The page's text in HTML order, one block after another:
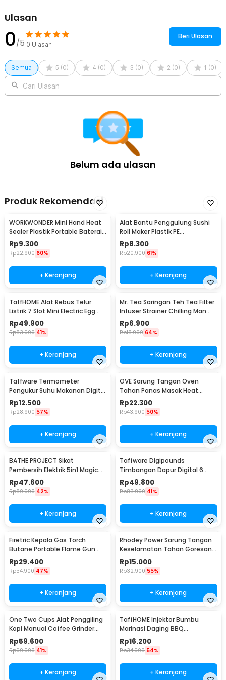
Rincian yang Anda dapatkan untuk pembelian produk ini:
1 x Januel Jepitan Panggang Barbecue Net Foldable Grilling
Portable BBQ - Jn59
Ulasan
0/5 0 Ulasan
Beri Ulasan
Semua 5 (0) 4 (0) 3 (0) 2 (0) 1 (0)
Cari Ulasan
Belum ada ulasan
Produk Rekomendasi
WORKWONDER Mini Hand Heat
Sealer Plastik Portable Baterai
AA - LX2000A
Rp9.300
Rp22.900 60%
+ Keranjang
Alat Bantu Penggulung Sushi
Roll Maker Plastik PE
22x20.5x0.1cm - E1119
Rp8.300
Rp20.900 61%
+ Keranjang
TaffHOME Alat Rebus Telur
Listrik 7 Slot Mini Electric Egg
Cooker 350W - YS-203
Rp49.900
Rp83.900 41%
+ Keranjang
Mr. Tea Saringan Teh Tea Filter
Infuser Strainer Chilling Man
Silicon - MR03
Rp6.900
Rp18.900 64%
+ Keranjang
Taffware Termometer
Pengukur Suhu Makanan Digital
Daging Kopi Susu - TP101
Rp12.500
Rp28.900 57%
+ Keranjang
OVE Sarung Tangan Oven
Tahan Panas Masak Heat
Resistant Gloves - 540F
Rp22.300
Rp43.900 50%
+ Keranjang
BATHE PROJECT Sikat
Pembersih Elektrik 5in1 Magic
Brush Rechargeable - WQ8110
Rp47.600
Rp80.900 42%
+ Keranjang
Taffware Digipounds
Timbangan Dapur Digital 6
Satuan 1kg 0.1g - i2000
Rp49.800
Rp83.900 41%
+ Keranjang
Firetric Kepala Gas Torch
Butane Portable Flame Gun
Adjustable - 807
Rp29.400
Rp54.900 47%
+ Keranjang
Rhodey Power Sarung Tangan
Keselamatan Tahan Goresan
Pisau - EN388
Rp15.000
Rp32.900 55%
+ Keranjang
One Two Cups Alat Penggiling
Kopi Manual Coffee Grinder
Portable - WFCG9800
Rp59.600
Rp99.900 41%
+ Keranjang
TaffHOME Injektor Bumbu
Marinasi Daging BBQ
Seasoning Injector - HC117
Rp16.200
Rp34.900 54%
+ Keranjang